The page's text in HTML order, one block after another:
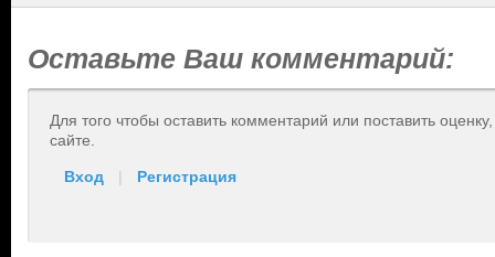
Оставьте Ваш комментарий:
Для того чтобы оставить комментарий или поставить
сайте.
Вход | Регистрация